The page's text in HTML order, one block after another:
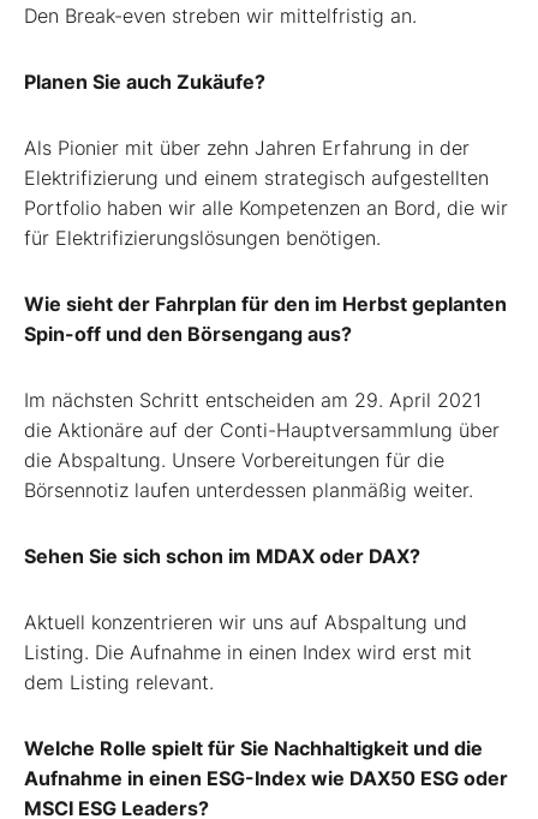
Den Break-even streben wir mittelfristig an.
Planen Sie auch Zukäufe?
Als Pionier mit über zehn Jahren Erfahrung in der
Elektrifizierung und einem strategisch aufgestellten
Portfolio haben wir alle Kompetenzen an Bord, die wir
für Elektrifizierungslösungen benötigen.
Wie sieht der Fahrplan für den im Herbst geplanten
Spin-off und den Börsengang aus?
Im nächsten Schritt entscheiden am 29. April 2021
die Aktionäre auf der Conti-Hauptversammlung über
die Abspaltung. Unsere Vorbereitungen für die
Börsennotiz laufen unterdessen planmäßig weiter.
Sehen Sie sich schon im MDAX oder DAX?
Aktuell konzentrieren wir uns auf Abspaltung und
Listing. Die Aufnahme in einen Index wird erst mit
dem Listing relevant.
Welche Rolle spielt für Sie Nachhaltigkeit und die
Aufnahme in einen ESG-Index wie DAX50 ESG oder
MSCI ESG Leaders?